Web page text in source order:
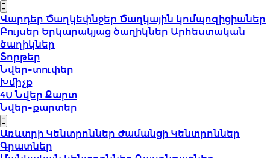
Վարդեր Ծաղկեփնջեր Ծաղկային կոմպոզիցիաներ
Բույսեր Երկարակյաց ծաղիկներ Արհեստական
ծաղիկներ
Տորթեր
Նվեր-տուփեր
Խմիչք
4U Նվեր Քարտ
Նվեր-քարտեր
Առևտրի Կենտրոններ Ժամանցի Կենտրոններ
Գրատներ